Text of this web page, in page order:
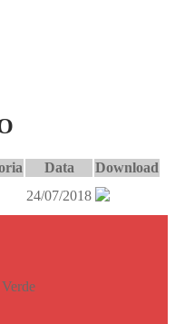
Data
Download
24/07/2018